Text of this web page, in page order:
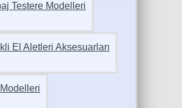
Testere Modelleri
El Aletleri Aksesuarları